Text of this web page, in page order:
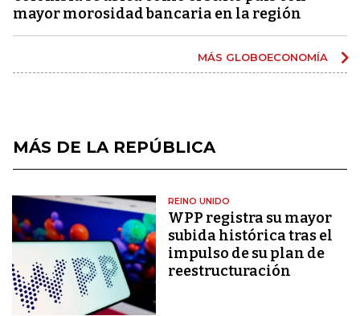
mayor morosidad bancaria en la región
MÁS GLOBOECONOMÍA
MÁS DE LA REPÚBLICA
REINO UNIDO
WPP registra su mayor
subida histórica tras el
impulso de su plan de
reestructuración